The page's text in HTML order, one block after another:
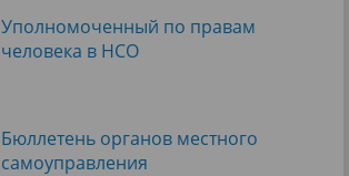
Уполномоченный по правам
человека в НСО
Бюллетень органов местного
самоуправления